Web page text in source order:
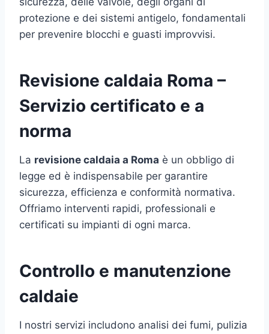
protezione e dei sistemi antigelo, fondamentali
per prevenire blocchi e guasti improvvisi.
Revisione caldaia Roma –
Servizio certificato e a
norma
La revisione caldaia a Roma è un obbligo di
legge ed è indispensabile per garantire
sicurezza, efficienza e conformità normativa.
Offriamo interventi rapidi, professionali e
certificati su impianti di ogni marca.
Controllo e manutenzione
caldaie
I nostri servizi includono analisi dei fumi, pulizia